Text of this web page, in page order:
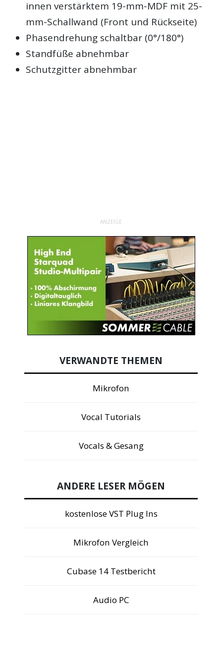
innen verstärktem 19-mm-MDF mit 25-
mm-Schallwand (Front und Rückseite)
Phasendrehung schaltbar (0°/180°)
Standfüße abnehmbar
Schutzgitter abnehmbar
ANZEIGE
VERWANDTE THEMEN
Mikrofon
Vocal Tutorials
Vocals & Gesang
ANDERE LESER MÖGEN
kostenlose VST Plug Ins
Mikrofon Vergleich
Cubase 14 Testbericht
Audio PC